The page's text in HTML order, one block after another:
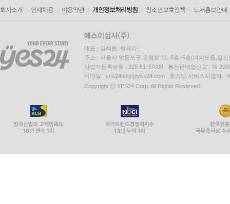
회사소개 인재채용 이용약관 개인정보처리방침 청소년보호정책 도서홍보안내
대표 : 김석환, 최세라
주소 : 서울시 영등포구 은행로 11, 5층~6층(여의도동,일신
사업자등록번호 : 229-81-37000 통신판매업신고 : 제
이메일 : yes24help@yes24.com 호스팅 서비스사업자 :
Copyright ⓒ YES24 Corp. All Rights Reserved.